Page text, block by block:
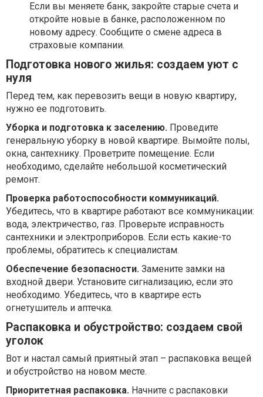
Если вы меняете банк, закройте старые счета и
откройте новые в банке, расположенном по
новому адресу. Сообщите о смене адреса в
страховые компании.
Подготовка нового жилья: создаем уют с
нуля
Перед тем, как перевозить вещи в новую квартиру,
нужно ее подготовить.
Уборка и подготовка к заселению. Проведите
генеральную уборку в новой квартире. Вымойте полы,
окна, сантехнику. Проветрите помещение. Если
необходимо, сделайте небольшой косметический
ремонт.
Проверка работоспособности коммуникаций.
Убедитесь, что в квартире работают все коммуникации:
вода, электричество, газ. Проверьте исправность
сантехники и электроприборов. Если есть какие-то
проблемы, обратитесь к специалистам.
Обеспечение безопасности. Замените замки на
входной двери. Установите сигнализацию, если это
необходимо. Убедитесь, что в квартире есть
огнетушитель и аптечка.
Распаковка и обустройство: создаем свой
уголок
Вот и настал самый приятный этап – распаковка вещей
и обустройство на новом месте.
Приоритетная распаковка. Начните с распаковки